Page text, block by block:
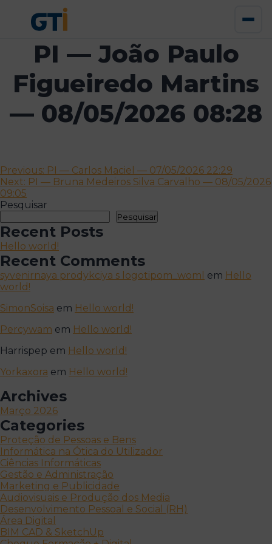
PI — João Paulo
Figueiredo Martins
— 08/05/2026 08:28
Navegação
de
artigos
Previous: PI — Carlos Maciel — 07/05/2026 22:29
Next: PI — Bruna Medeiros Silva Carvalho — 08/05/2026
09:05
Pesquisar
Pesquisar
Recent Posts
Hello world!
Recent Comments
syvenirnaya prodykciya s logotipom_woml em Hello
world!
SimonSoisa em Hello world!
Percywam em Hello world!
Harrispep em Hello world!
Yorkaxora em Hello world!
Archives
Março 2026
Categories
Proteção de Pessoas e Bens
Informática na Ótica do Utilizador
Ciências Informáticas
Gestão e Administração
Marketing e Publicidade
Audiovisuais e Produção dos Media
Desenvolvimento Pessoal e Social (RH)
Área Digital
BIM CAD & SketchUp